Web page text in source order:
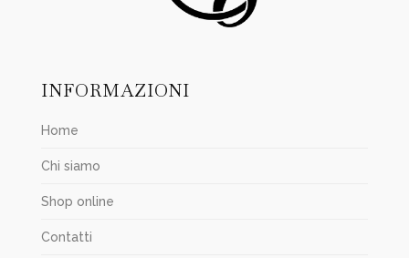
INFORMAZIONI
Home
Chi siamo
Shop online
Contatti